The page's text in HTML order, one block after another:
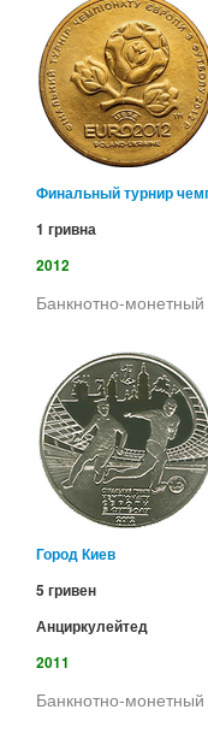
Финальный турнир
1 гривна
2012
Банкнотно-
Город Киев
5 гривен
Анциркулейтед
2011
Банкнотно-